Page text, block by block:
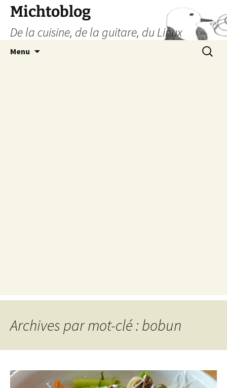
Aller
contenu
Michtoblog
De la cuisine, de la guitare, du Linux
Menu
Archives par mot-clé : bobun